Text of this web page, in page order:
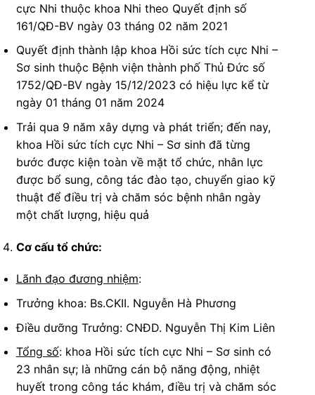
cực Nhi thuộc khoa Nhi theo Quyết định số
161/QĐ-BV ngày 03 tháng 02 năm 2021
Quyết định thành lập khoa Hồi sức tích cực Nhi –
Sơ sinh thuộc Bệnh viện thành phố Thủ Đức số
1752/QĐ-BV ngày 15/12/2023 có hiệu lực kể từ
ngày 01 tháng 01 năm 2024
Trải qua 9 năm xây dựng và phát triển; đến nay,
khoa Hồi sức tích cực Nhi – Sơ sinh đã từng
bước được kiện toàn về mặt tổ chức, nhân lực
được bổ sung, công tác đào tạo, chuyển giao kỹ
thuật để điều trị và chăm sóc bệnh nhân ngày
một chất lượng, hiệu quả
Cơ cấu tổ chức:
Lãnh đạo đương nhiệm:
Trưởng khoa: Bs.CKII. Nguyễn Hà Phương
Điều dưỡng Trưởng: CNĐD. Nguyễn Thị Kim Liên
Tổng số: khoa Hồi sức tích cực Nhi – Sơ sinh có
23 nhân sự; là những cán bộ năng động, nhiệt
huyết trong công tác khám, điều trị và chăm sóc